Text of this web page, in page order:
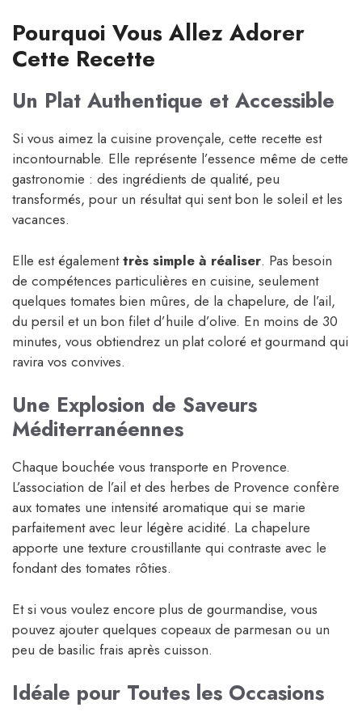
Pourquoi Vous Allez Adorer
Cette Recette
Un Plat Authentique et Accessible
Si vous aimez la cuisine provençale, cette recette est
incontournable. Elle représente l’essence même de cette
gastronomie : des ingrédients de qualité, peu
transformés, pour un résultat qui sent bon le soleil et les
vacances.
Elle est égalementtrès simple à réaliser. Pas besoin
de compétences particulières en cuisine, seulement
quelques tomates bien mûres, de la chapelure, de l’ail,
du persil et un bon filet d’huile d’olive. En moins de 30
minutes, vous obtiendrez un plat coloré et gourmand qui
ravira vos convives.
Une Explosion de Saveurs
Méditerranéennes
Chaque bouchée vous transporte en Provence.
L’association de l’ail et des herbes de Provence confère
aux tomates une intensité aromatique qui se marie
parfaitement avec leur légère acidité. La chapelure
apporte une texture croustillante qui contraste avec le
fondant des tomates rôties.
Et si vous voulez encore plus de gourmandise, vous
pouvez ajouter quelques copeaux de parmesan ou un
peu de basilic frais après cuisson.
Idéale pour Toutes les Occasions